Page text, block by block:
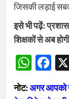
जिसकी लड़ाई
इसे भी पढ़ें:
शिक्षकों से अब
नोट:अगर आपको